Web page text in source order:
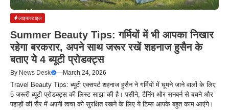
लाइफस्टाइल
Summer Beauty Tips: गर्मियों में भी आपका निखार
रहेगा बरकरार, अपने साथ जरूर रखें शहनाज हुसैन के
बताए ये 4 ब्यूटी प्रोडक्ट्स
By News Desk —March 24, 2026
Travel Beauty Tips: ब्यूटी एक्सपर्ट शहनाज हुसैन ने गर्मियों में घूमने जाने वालों के लिए
5 जरूरी ब्यूटी प्रोडक्ट्स की लिस्ट साझा की है। पसीने, टैनिंग और सनबर्न से बचने और
पहाड़ों की सैर में अपनी त्वचा को सुरक्षित रखने के लिए ये टिप्स आपके बहुत काम आएंगे।